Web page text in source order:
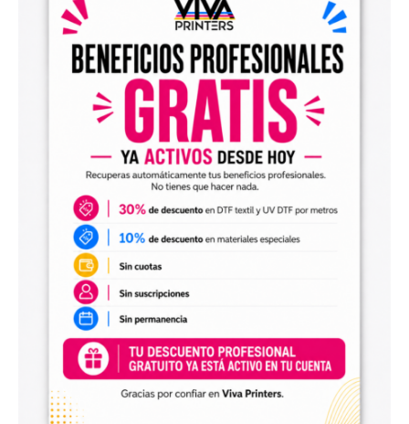
el archivo en tu programa de impresión y producirlo con tu
maquinaria DTF.
Diseños digitales para impresión UV DTF
También encontrarás diseños digitales para UV DTF
perfectos para personalizar vasos, botellas, termos, cajas,
envases, artículos promocionales y otras superficies rígidas
Estos diseños permiten incorporar nuevas opciones a tu
catálogo de personalización de objetos y preparar
producciones propias utilizando tu impresora UV DTF o tu
proveedor habitual de impresión.
Archivos digitales para negocios de
personalización
Comprar diseños digitales es una solución práctica para
profesionales que quieren ahorrar tiempo, renovar su
catálogo y ofrecer más variedad de productos a sus